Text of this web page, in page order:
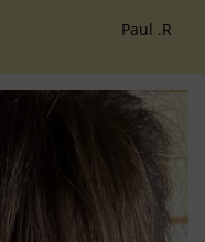
Paul .R